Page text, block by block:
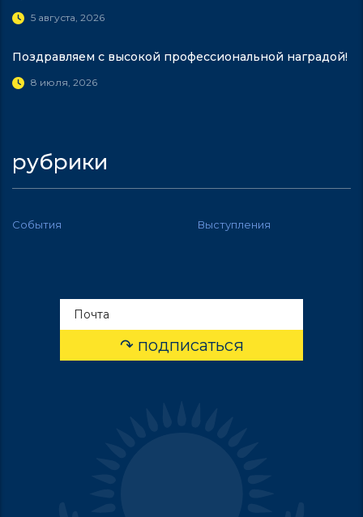
5 августа, 2026
Поздравляем с высокой профессиональной наградой!
8 июля, 2026
рубрики
События Выступления